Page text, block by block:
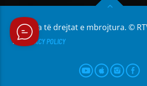
Të gjitha të drejtat e mbrojtura. ©
PRIVACY POLICY